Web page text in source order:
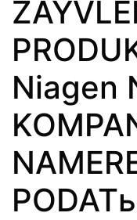
Niagen